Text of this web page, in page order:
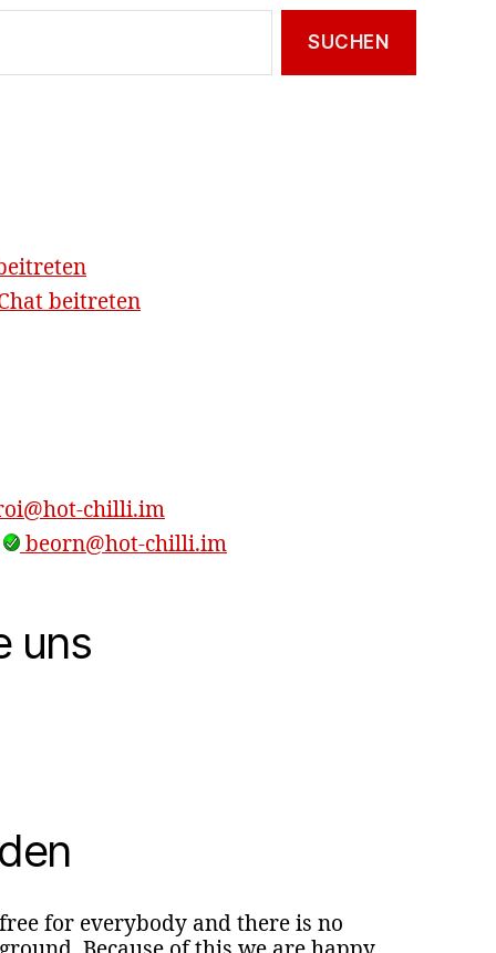
beitreten
chilli.im
beorn@hot-chilli.im
uns
for everybody and there is no